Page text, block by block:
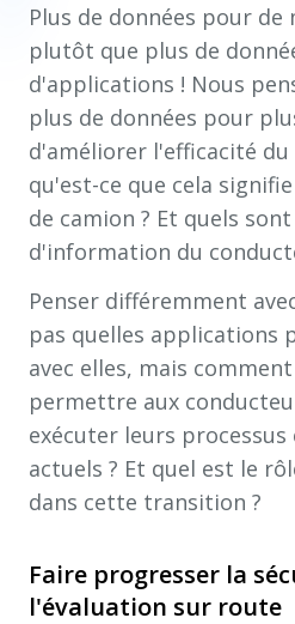
Plus de données pour
plutôt que plus de
d'applications ! Nous
plus de données pour
d'améliorer l'efficacité
qu'est-ce que cela
de camion ? Et quels
d'information du
Penser différemment
pas quelles applications
avec elles, mais
permettre aux
exécuter leurs
actuels ? Et quel est le
dans cette transition ?
Faire progresser la
l'évaluation sur route